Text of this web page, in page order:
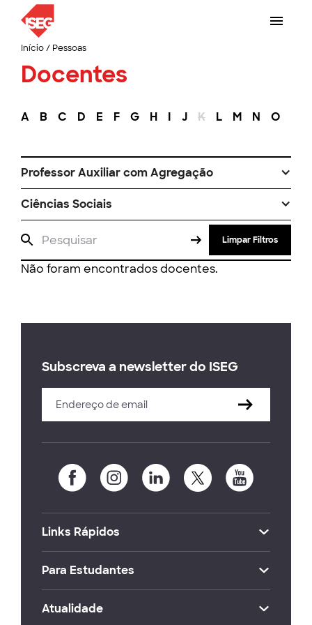
Início/ Pessoas
Docentes
A B C D E F G H I J K L M N O
Professor Auxiliar com Agregação
Ciências Sociais
Limpar Filtros
Não foram encontrados docentes.
Subscreva a newsletter do ISEG
Links Rápidos
Para Estudantes
Atualidade